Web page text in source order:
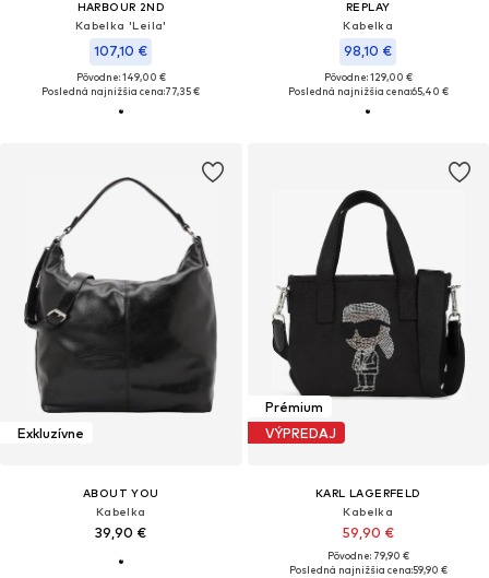
HARBOUR 2ND
Kabelka 'Leila'
107,10 €
Pôvodne: 149,00 €
Posledná najnižšia cena:77,35 €
REPLAY
Kabelka
98,10 €
Pôvodne: 129,00 €
Posledná najnižšia cena:65,40 €
Exkluzívne
ABOUT YOU
Kabelka
39,90 €
Prémium
VÝPREDAJ
KARL LAGERFELD
Kabelka
59,90 €
Pôvodne: 79,90 €
Posledná najnižšia cena:59,90 €